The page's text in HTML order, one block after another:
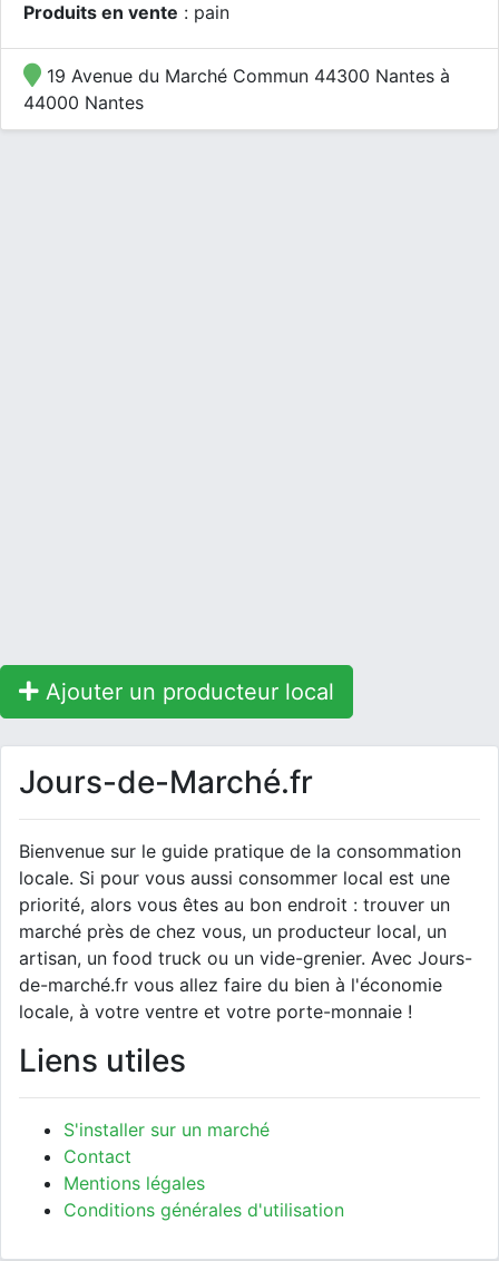
Produits en vente : pain
19 Avenue du Marché Commun 44300 Nantes à
44000 Nantes
Ajouter un producteur local
Jours-de-Marché.fr
Bienvenue sur le guide pratique de la consommation
locale. Si pour vous aussi consommer local est une
priorité, alors vous êtes au bon endroit : trouver un
marché près de chez vous, un producteur local, un
artisan, un food truck ou un vide-grenier. Avec Jours-
de-marché.fr vous allez faire du bien à l'économie
locale, à votre ventre et votre porte-monnaie !
Liens utiles
S'installer sur un marché
Contact
Mentions légales
Conditions générales d'utilisation